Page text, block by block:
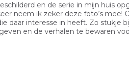
en de serie in mijn huis
neem ik zeker deze foto’s mee!
daar interesse in heeft. Zo stukje
en de verhalen te bewaren